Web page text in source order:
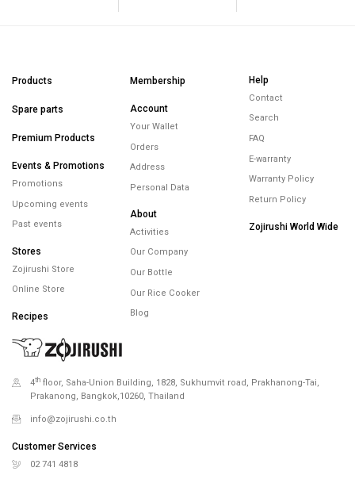
Products
Spare parts
Premium Products
Events & Promotions
Promotions
Upcoming events
Past events
Stores
Zojirushi Store
Online Store
Recipes
Membership
Account
Your Wallet
Orders
Address
Personal Data
About
Activities
Our Company
Our Bottle
Our Rice Cooker
Blog
Help
Contact
Search
FAQ
E-warranty
Warranty Policy
Return Policy
Zojirushi World Wide
4th floor, Saha-Union Building, 1828, Sukhumvit road, Prakhanong-Tai,
Prakanong, Bangkok,10260, Thailand
info@zojirushi.co.th
Customer Services
02 741 4818